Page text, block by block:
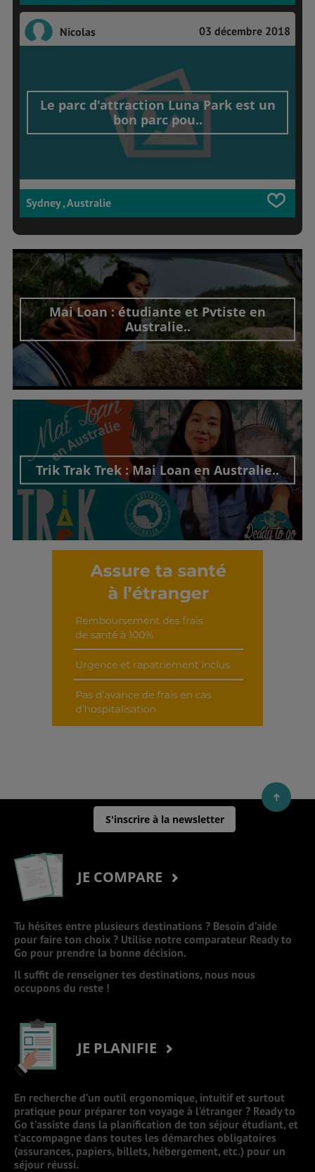
Nicolas 03 décembre 2018
Le parc d'attraction Luna Park est un
bon parc pou..
Sydney , Australie
Mai Loan : étudiante et Pvtiste en
Australie..
Découvrir cet interview
Trik Trak Trek : Mai Loan en Australie..
Découvrir cet interview
S'inscrire à la newsletter
JE COMPARE
Tu hésites entre plusieurs destinations ? Besoin d’aide
pour faire ton choix ? Utilise notre comparateur Ready to
Go pour prendre la bonne décision.
Il suffit de renseigner tes destinations, nous nous
occupons du reste !
JE PLANIFIE
En recherche d’un outil ergonomique, intuitif et surtout
pratique pour préparer ton voyage à l’étranger ? Ready to
Go t’assiste dans la planification de ton séjour étudiant, et
t’accompagne dans toutes les démarches obligatoires
(assurances, papiers, billets, hébergement, etc.) pour un
séjour réussi.